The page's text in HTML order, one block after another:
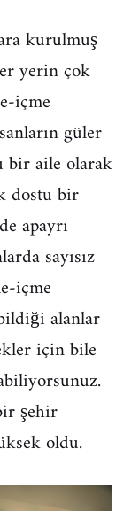
kurulmuş
yerin çok
içme
güler
bir aile olarak
dostu bir
apayrı
sayısız
içme
alanlar
için bile
şehir
oldu.